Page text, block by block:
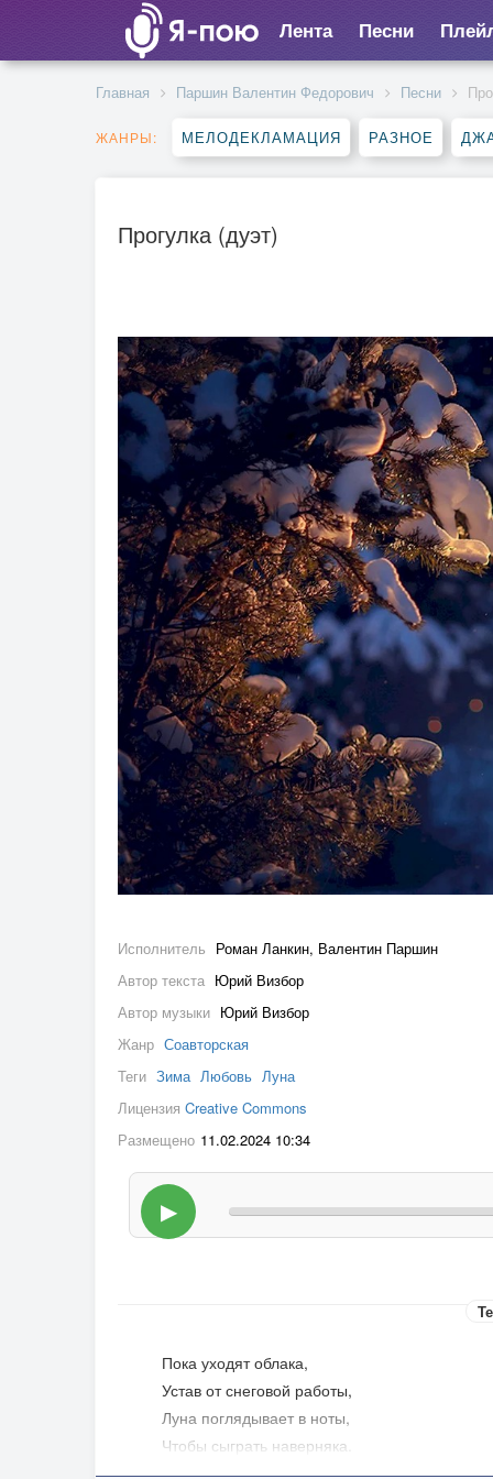
Лента Песни
Главная Паршин Валентин Федорович Песни
ЖАНРЫ: МЕЛОДЕКЛАМАЦИЯ РАЗНОЕ
Прогулка (дуэт)
Исполнитель Роман Ланкин, Валентин Паршин
Автор текста Юрий Визбор
Автор музыки Юрий Визбор
Жанр Соавторская
Теги Зима Любовь Луна
Лицензия Creative Commons
Размещено 11.02.2024 10:34
▶
Пока уходят облака,
Устав от снеговой работы,
Луна поглядывает в ноты,
Чтобы сыграть наверняка.